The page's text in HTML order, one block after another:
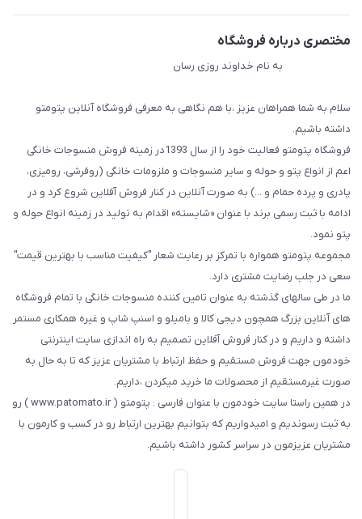
مختصری درباره فروشگاه
به نام خداوند روزی رسان
سلام به شما همراهان عزیز ،با هم نگاهی به معرفی فروشگاه آنلاین پتومتو
داشته باشیم.
فروشگاه پتومتو فعالیت خود را از سال 1393در زمینه فروش منسوجات خانگی
اعم از انواع پتو و حوله و سایر منسوجات و ملزومات خانگی (روفرشی، رومیزی،
پادری و پرده حمام و ...) به صورت آنلاین در کنار فروش آفلاین شروع کرد و در
ادامه با ثبت رسمی برند با عنوان «شایسته» اقدام به تولید در زمینه انواع حوله و
پتو نمود.
مجموعه پتومتو همواره با تمرکز بر رعایت شعار "کیفیت مناسب با بهترین قیمت"
سعی در جلب رضایت مشتری دارد.
ما در طی سالهای گذشته به عنوان تامین کننده منسوجات خانگی با تمام فروشگاه
های آنلاین بزرگ همچون دیجی کالا و بامیلو و اسنپ شاپ و غیره همکاری مستمر
داشته و داریم و در کنار فروش آفلاین تصمیم به راه اندازی سایت اینترنتی
خودمون جهت فروش مستقیم و حفظ ارتباط با مشتریان عزیز که تا به حال به
صورت غیرمستقیم از محصولات ما خرید میکردن ،داریم.
در همین راستا سایت خودمون با عنوان فارسی : پتومتو ( www.patomato.ir ) رو
به ثبت رسوندیم و امیدواریم که بتوانیم بهترین ارتباط رو در کسب و کارمون با
مشتریان عزیزمون در سراسر کشور داشته باشیم.